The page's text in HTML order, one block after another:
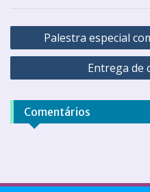
Palestra especial
Entrega de
Comentários